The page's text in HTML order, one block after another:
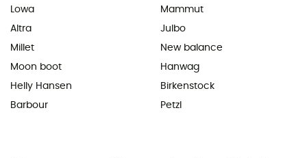
Lowa
Altra
Millet
Moon boot
Helly Hansen
Barbour
Mammut
Julbo
New balance
Hanwag
Birkenstock
Petzl